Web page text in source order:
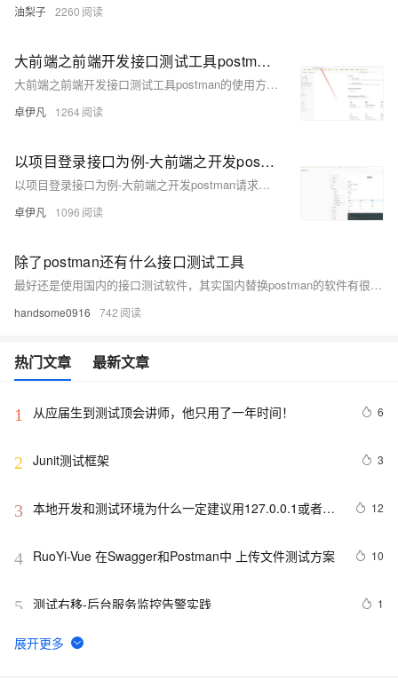
油梨子 2260
大前端之前端开发接口测试工具postman的使用方法-简单get接口请求测试的使用方法-简单教学一看就会-以实际例子来说明-优雅草卓伊凡
大前端之前端开发接口测试工具postman的使用方法-简单get接口请求测试的使用方法-简单教学一看就会-以实际例子来说明-优雅草卓伊凡
卓伊凡 1264
以项目登录接口为例-大前端之开发postman请求接口带token的请求测试-前端开发必学之一-如果要学会联调接口而不是纯写静态前端页面-这个是必学-本文以优雅草蜻蜓Q系统API为实践来演示我们如何带token请求接口-优雅草卓伊凡
以项目登录接口为例-大前端之开发postman请求接口带token的请求测试-前端开发必学之一-如果要学会联调接口而不是纯写静态前端页面-这个是必学-本文以优雅草蜻蜓Q系统API为实践来演示我们如何带token请求接口-优雅草卓伊凡
卓伊凡 1096
除了postman还有什么接口测试工具
最好还是使用国内的接口测试软件，其实国内替换postman的软件有很多，这里我推荐使用yunedit-post这款接口测试工具来代替postman，因为它除了接口测试功能外，在动态参数的支持、后置处理执行sql语句等支持方面做得比较好。而且还有接口分享功能，可以生成接口文档给团队在线浏览。
handsome0916 742
热门文章 最新文章
1 从应届生到测试顶会讲师，他只用了一年时间！ 6
2 Junit测试框架 3
3 本地开发和测试环境为什么一定建议用127.0.0.1或者
12
4 RuoYi-Vue 在Swagger和Postman中 上传文件测试方案 10
5 测试右移-后台服务监控告警实践 1
6 征文分享｜OceanBase 3.1.2 数据库性能测试探索